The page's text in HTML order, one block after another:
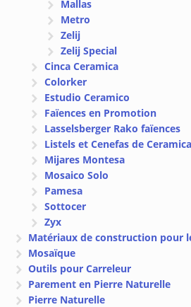
Mallas
Metro
Zelij
Zelij Special
Cinca Ceramica
Colorker
Estudio Ceramico
Faïences en Promotion
Lasselsberger Rako faïences
Listels et Cenefas de
Mijares Montesa
Mosaico Solo
Pamesa
Sottocer
Zyx
Matériaux de construction pour
Mosaïque
Outils pour Carreleur
Parement en Pierre Naturelle
Pierre Naturelle